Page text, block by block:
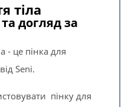
тіла
догляд за
- це пінка для
Seni.
пінку для